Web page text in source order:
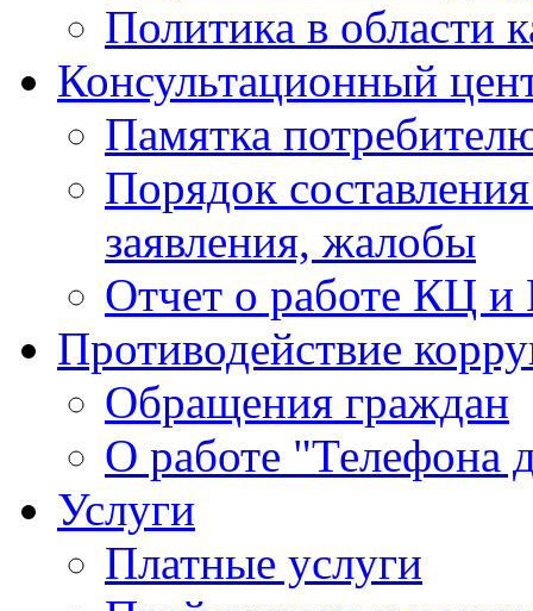
Политика в области
Консультационный
Памятка
Порядок
заявления, жалобы
Отчет о работе КЦ
Противодействие
Обращения граждан
О работе "Телефона
Услуги
Платные услуги